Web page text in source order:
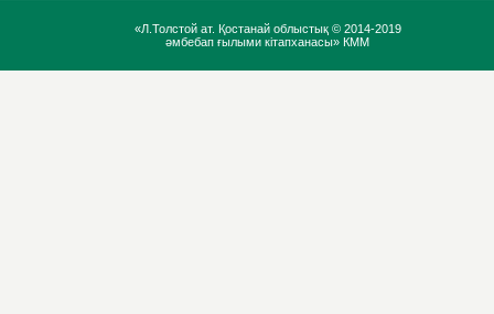
«Л.Толстой ат. Қостанай облыстық © 2014-2019
әмбебап ғылыми кітапханасы» КММ